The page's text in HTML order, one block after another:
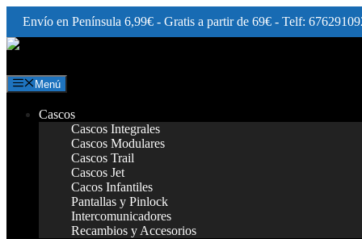
Envío en Península 6,99€ - Gratis a partir de 69€ - Telf:
Saltar
contenido
Menú
Cascos
Cascos Integrales
Cascos Modulares
Cascos Trail
Cascos Jet
Cacos Infantiles
Pantallas y Pinlock
Intercomunicadores
Recambios y Accesorios